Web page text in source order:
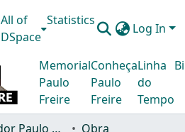
All of
DSpace
Statistics
Log In
Memorial
Paulo
Freire
Conheça
Paulo
Freire
Linha
do
Tempo
Acervo Educador Paulo Freire
Obra